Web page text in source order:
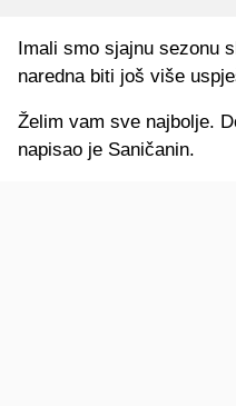
Imali smo sjajnu sezonu
naredna biti još više
Želim vam sve najbolje.
napisao je Saničanin.